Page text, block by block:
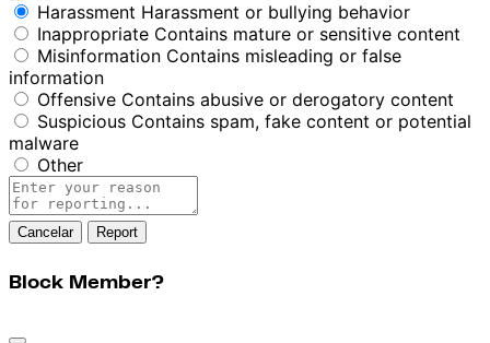
Harassment Harassment or bullying behavior
Inappropriate Contains mature or sensitive content
Misinformation Contains misleading or false
information
Offensive Contains abusive or derogatory content
Suspicious Contains spam, fake content or potential
malware
Other
Report
note
Report
Block Member?